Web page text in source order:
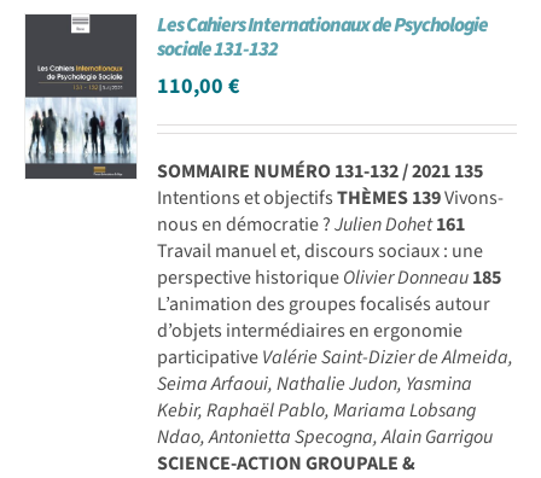
Achat en ligne
Panier WooCommerce
Les Cahiers Internationaux de Psychologie
sociale 131-132
110,00€
SOMMAIRE NUMÉRO 131-132 / 2021135
Intentions et objectifsTHÈMES139Vivons-
nous en démocratie ?Julien Dohet161
Travail manuel et, discours sociaux : une
perspective historiqueOlivier Donneau185
L’animation des groupes focalisés autour
d’objets intermédiaires en ergonomie
participativeValérie Saint-Dizier de Almeida,
Seima Arfaoui, Nathalie Judon, Yasmina
Kebir, Raphaël Pablo, Mariama Lobsang
Ndao, Antonietta Specogna, Alain Garrigou
SCIENCE-ACTION GROUPALE &